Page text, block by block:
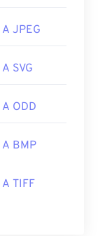
JPEG
SVG
ODD
A BMP
TIFF